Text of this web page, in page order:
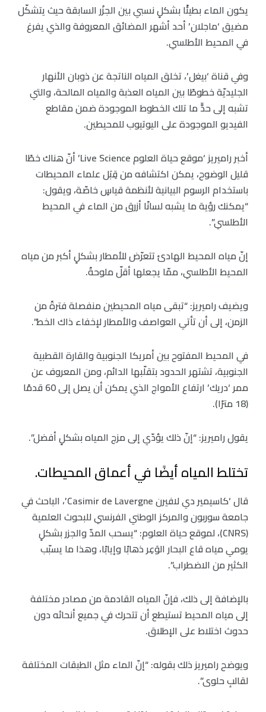
يكون الماء بطيئًا بشكلٍ نسبي بين الجزُر السابقة حيث يتشكّل
مضيق ‘ماجلان’ أحد أشهر المضائق المعروفة والذي يفرغ
في المحيط الأطلسي.
وفي قناة ‘بيغل’، تخلق المياه الناتجة عن ذوبان الأنهار
الجليديّة خطوطًا بين المياه العذبة والمياه المالحة، والتي
تشبه إلى حدٍّ ما تلك الخطوط الموجودة ضمن مقاطع
الفيديو الموجودة على اليوتيوب للمحيطين.
أخبر راميريز ‘موقع حياة العلوم Live Science’ أنّ هناك خطًا
قليل الوضوح، يمكن اكتشافه من قِبَل علماء المحيطات
باستخدام الرسوم البيانية لأنظمة قياسٍ خاصّة، ويقول:
“يمكنك رؤية ما يشبه لسانًا أزرق من الماء في المحيط
الأطلسي”.
إنّ مياه المحيط الهادئ تتعرّض للأمطار بشكلٍ أكبر من مياه
المحيط الأطلسي، ممّا يجعلها أقلّ ملوحةً.
ويضيف راميريز: “تبقى مياه المحيطين منفصلة فترةً من
الزمن، إلى أن تأتي العواصف والأمطار لإخفاء ذاك الخط”.
في المحيط المفتوح بين أمريكا الجنوبية والقارة القطبية
الجنوبية، تشتهر الحدود بتقلّبها الدائم، ومن المعروف عن
ممر ‘دريك’ ارتفاع الأمواج الذي يمكن أن يصل إلى 60 قدمًا
(18 مترًا).
يقول راميريز: “إنّ ذلك يؤدّي إلى مزج المياه بشكلٍ أفضل”.
تختلط المياه أيضًا في أعماق المحيطات.
قال ‘كاسيمير دي لافيرن Casimir de Lavergne’، الباحث في
جامعة سوربون والمركز الوطني الفرنسي للبحوث العلمية
(CNRS)، لموقع حياة العلوم: “يسحب المدّ والجزر بشكلٍ
يومي مياه قاع البحار الوَعِر ذهابًا وإيابًا، وهذا ما يسبّب
الكثير من الاضطراب”.
بالإضافة إلى ذلك، فإنّ المياه القادمة من مصادر مختلفة
إلى مياه المحيط تستيطع أن تتحرك في جميع أنحائه دون
حدوث اختلاط على الإطلاق.
ويوضح راميريز ذلك بقوله: “إنّ الماء مثل الطبقات المختلفة
لقالبِ حلوى”.